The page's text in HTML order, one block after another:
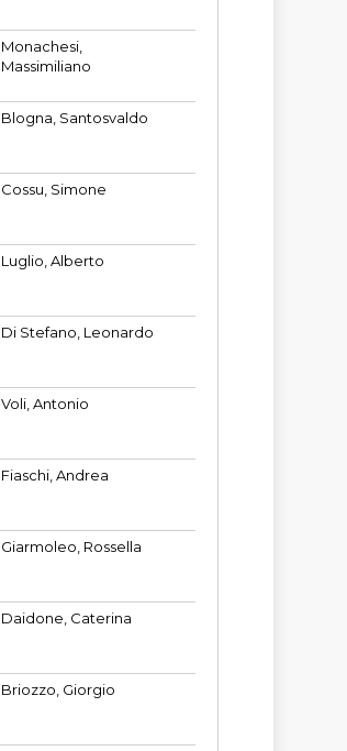
Monachesi,
Massimiliano
Blogna, Santosvaldo
Cossu, Simone
Luglio, Alberto
Di Stefano, Leonardo
Voli, Antonio
Fiaschi, Andrea
Giarmoleo, Rossella
Daidone, Caterina
Briozzo, Giorgio